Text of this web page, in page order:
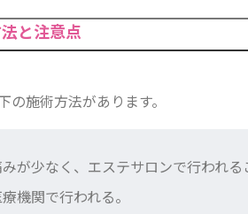
と注意点
施術方法があります。
が少なく、エステサロンで行われる
機関で行われる。